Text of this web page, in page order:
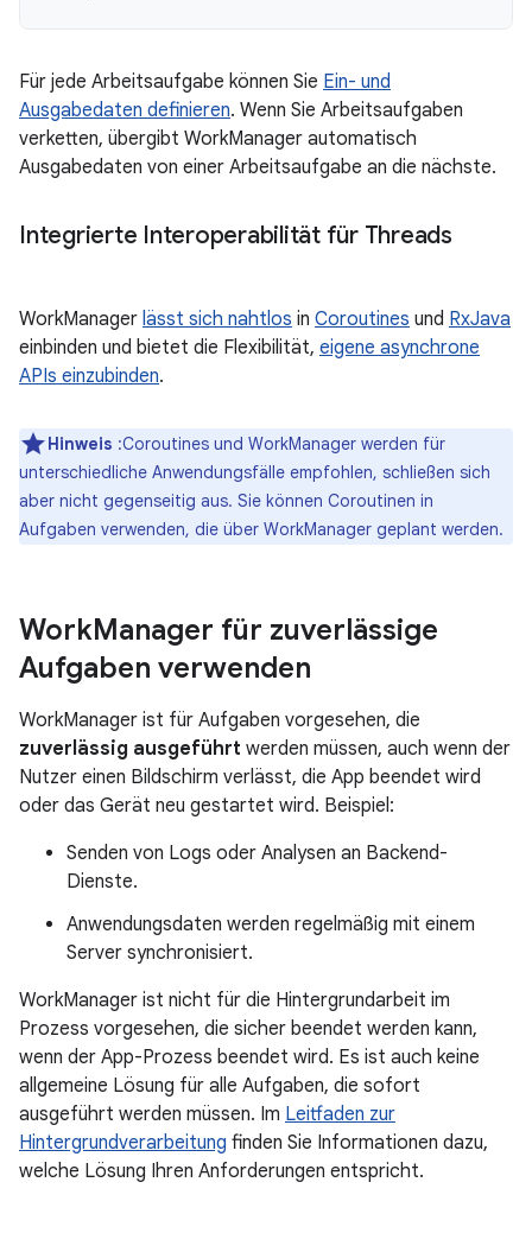
Für jede Arbeitsaufgabe können Sie Ein- und
Ausgabedaten definieren. Wenn Sie Arbeitsaufgaben
verketten, übergibt WorkManager automatisch
Ausgabedaten von einer Arbeitsaufgabe an die nächste.
Integrierte Interoperabilität für Threads
WorkManager lässt sich nahtlos in Coroutines und RxJava
einbinden und bietet die Flexibilität, eigene asynchrone
APIs einzubinden.
Hinweis :Coroutines und WorkManager werden für
unterschiedliche Anwendungsfälle empfohlen, schließen sich
aber nicht gegenseitig aus. Sie können Coroutinen in
Aufgaben verwenden, die über WorkManager geplant werden.
WorkManager für zuverlässige
Aufgaben verwenden
WorkManager ist für Aufgaben vorgesehen, die
zuverlässig ausgeführt werden müssen, auch wenn der
Nutzer einen Bildschirm verlässt, die App beendet wird
oder das Gerät neu gestartet wird. Beispiel:
Senden von Logs oder Analysen an Backend-
Dienste.
Anwendungsdaten werden regelmäßig mit einem
Server synchronisiert.
WorkManager ist nicht für die Hintergrundarbeit im
Prozess vorgesehen, die sicher beendet werden kann,
wenn der App-Prozess beendet wird. Es ist auch keine
allgemeine Lösung für alle Aufgaben, die sofort
ausgeführt werden müssen. Im Leitfaden zur
Hintergrundverarbeitung finden Sie Informationen dazu,
welche Lösung Ihren Anforderungen entspricht.